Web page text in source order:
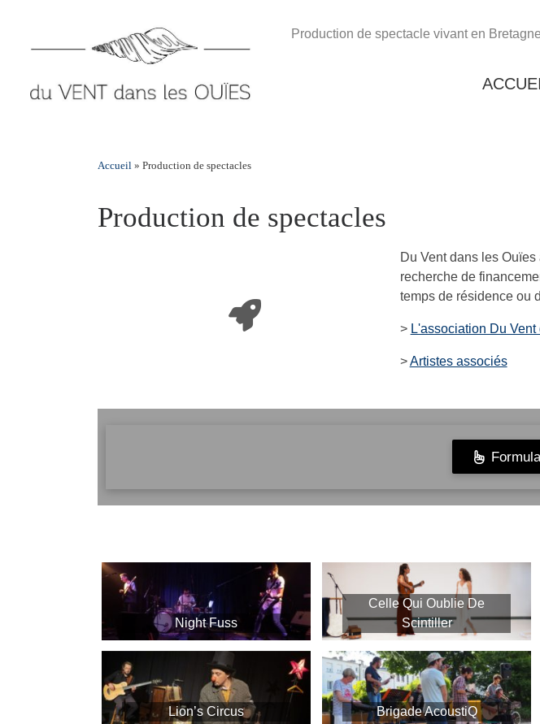
Production de spectacle vivant en Bretagne
Accueil » Production de spectacles
Production de spectacles
Du Vent dans les
recherche de
temps de résidence ou
> L'association Du
>Artistes associés
Night Fuss
Celle Qui Oublie De
Scintiller
Lion’s Circus Brigade AcoustiQ